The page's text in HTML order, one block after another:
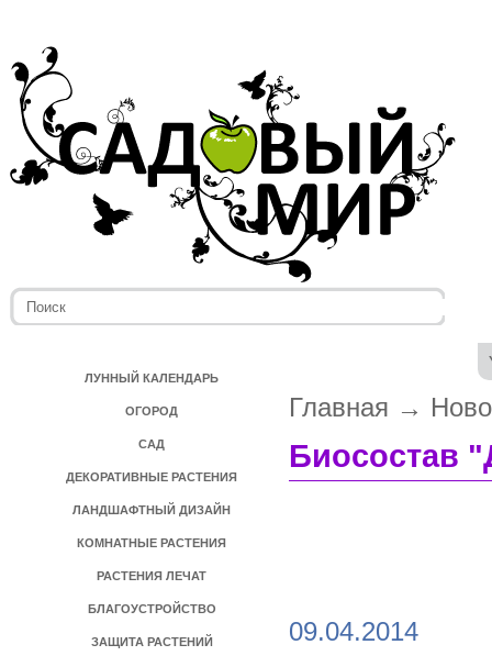
ЛУННЫЙ КАЛЕНДАРЬ
ОГОРОД
САД
ДЕКОРАТИВНЫЕ РАСТЕНИЯ
ЛАНДШАФТНЫЙ ДИЗАЙН
КОМНАТНЫЕ РАСТЕНИЯ
РАСТЕНИЯ ЛЕЧАТ
БЛАГОУСТРОЙСТВО
ЗАЩИТА РАСТЕНИЙ
Главная →
Биосостав
09.04.2014